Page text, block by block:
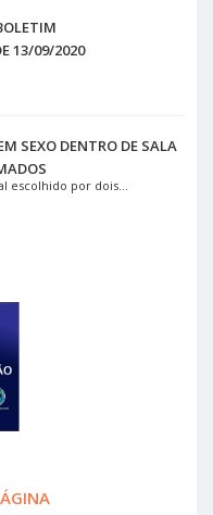
13/09/2020
SEXO DENTRO DE SALA
escolhido por dois...